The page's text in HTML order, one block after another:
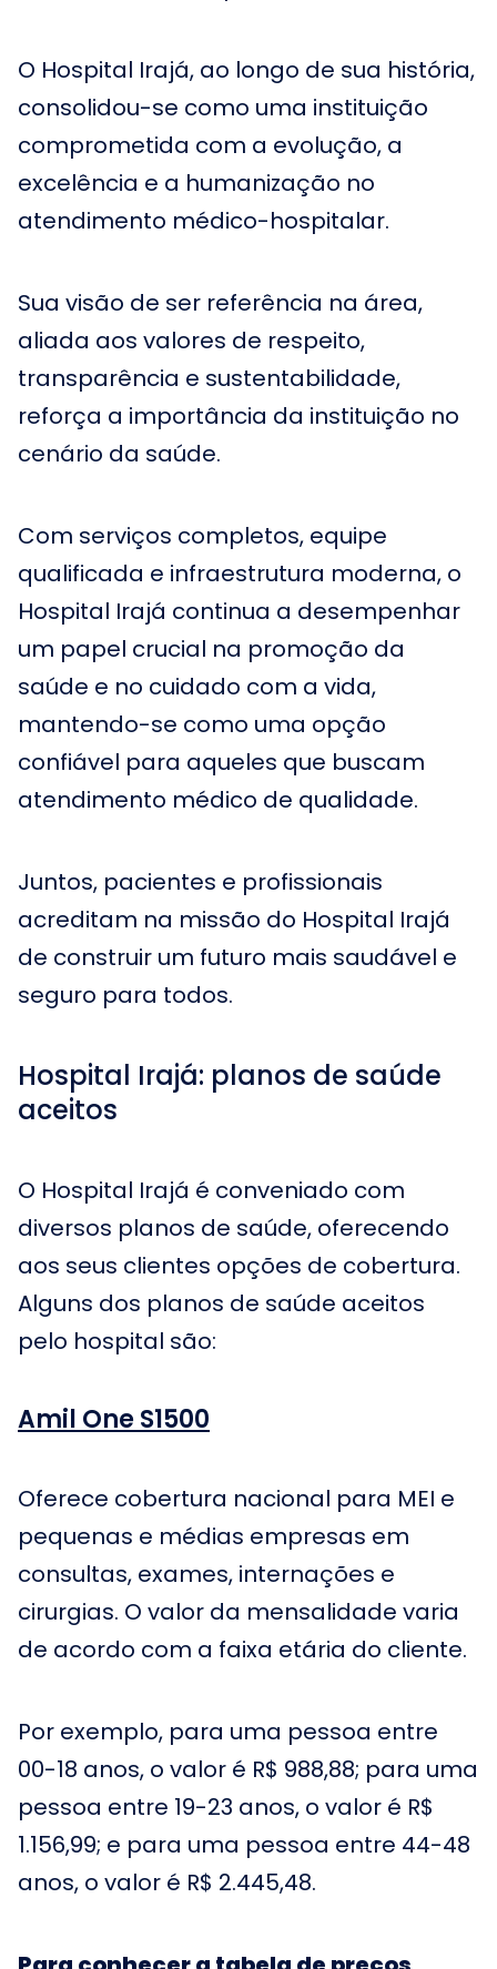
O Hospital Irajá, ao longo de sua história,
consolidou-se como uma instituição
comprometida com a evolução, a
excelência e a humanização no
atendimento médico-hospitalar.
Sua visão de ser referência na área,
aliada aos valores de respeito,
transparência e sustentabilidade,
reforça a importância da instituição no
cenário da saúde.
Com serviços completos, equipe
qualificada e infraestrutura moderna, o
Hospital Irajá continua a desempenhar
um papel crucial na promoção da
saúde e no cuidado com a vida,
mantendo-se como uma opção
confiável para aqueles que buscam
atendimento médico de qualidade.
Juntos, pacientes e profissionais
acreditam na missão do Hospital Irajá
de construir um futuro mais saudável e
seguro para todos.
Hospital Irajá: planos de saúde
aceitos
O Hospital Irajá é conveniado com
diversos planos de saúde, oferecendo
aos seus clientes opções de cobertura.
Alguns dos planos de saúde aceitos
pelo hospital são:
Amil One S1500
Oferece cobertura nacional para MEI e
pequenas e médias empresas em
consultas, exames, internações e
cirurgias. O valor da mensalidade varia
de acordo com a faixa etária do cliente.
Por exemplo, para uma pessoa entre
00-18 anos, o valor é R$ 988,88; para uma
pessoa entre 19-23 anos, o valor é R$
1.156,99; e para uma pessoa entre 44-48
anos, o valor é R$ 2.445,48.